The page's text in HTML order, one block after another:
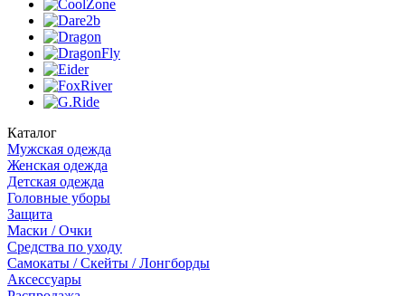
Каталог
Мужская одежда
Женская одежда
Детская одежда
Головные уборы
Защита
Маски / Очки
Средства по уходу
Самокаты / Скейты / Лонгборды
Аксессуары